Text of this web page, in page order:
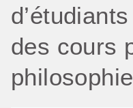
des cours
philosophie